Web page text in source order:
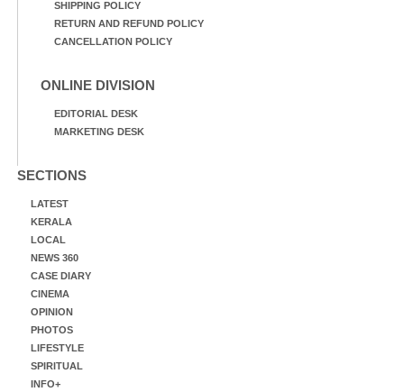
SHIPPING POLICY
RETURN AND REFUND POLICY
CANCELLATION POLICY
ONLINE DIVISION
EDITORIAL DESK
MARKETING DESK
SECTIONS
LATEST
KERALA
LOCAL
NEWS 360
CASE DIARY
CINEMA
OPINION
PHOTOS
LIFESTYLE
SPIRITUAL
INFO+